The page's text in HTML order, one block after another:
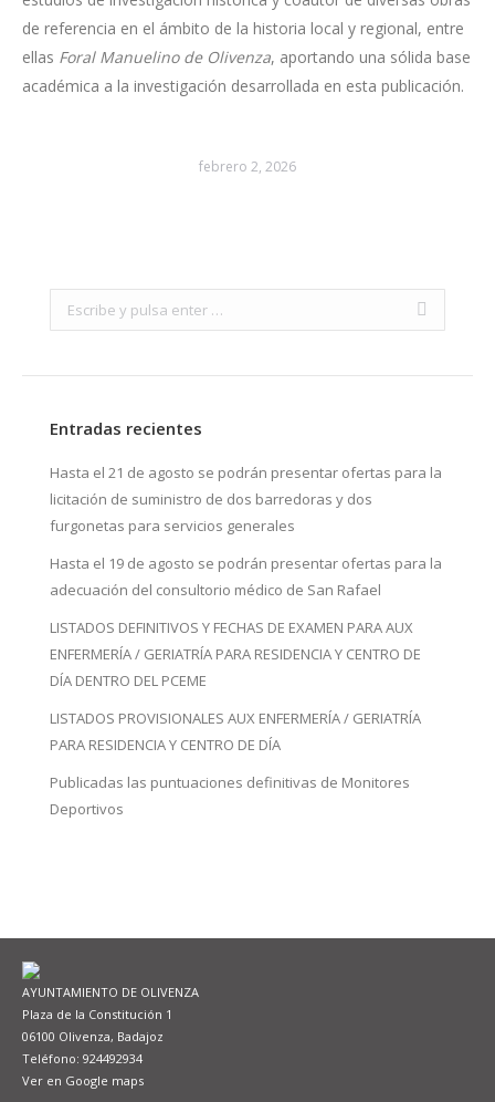
de referencia en el ámbito de la historia local y regional, entre
ellas Foral Manuelino de Olivenza, aportando una sólida base
académica a la investigación desarrollada en esta publicación.
febrero 2, 2026
Search:
Entradas recientes
Hasta el 21 de agosto se podrán presentar ofertas para la
licitación de suministro de dos barredoras y dos
furgonetas para servicios generales
Hasta el 19 de agosto se podrán presentar ofertas para la
adecuación del consultorio médico de San Rafael
LISTADOS DEFINITIVOS Y FECHAS DE EXAMEN PARA AUX
ENFERMERÍA / GERIATRÍA PARA RESIDENCIA Y CENTRO DE
DÍA DENTRO DEL PCEME
LISTADOS PROVISIONALES AUX ENFERMERÍA / GERIATRÍA
PARA RESIDENCIA Y CENTRO DE DÍA
Publicadas las puntuaciones definitivas de Monitores
Deportivos
AYUNTAMIENTO DE OLIVENZA
Plaza de la Constitución 1
06100 Olivenza, Badajoz
Teléfono: 924492934
Ver en Google maps